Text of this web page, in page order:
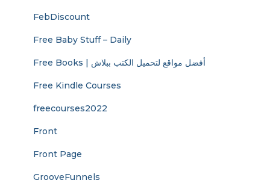
FebDiscount
Free Baby Stuff – Daily
Free Books | أفضل مواقع لتحميل الكتب ببلاش
Free Kindle Courses
freecourses2022
Front
Front Page
GrooveFunnels